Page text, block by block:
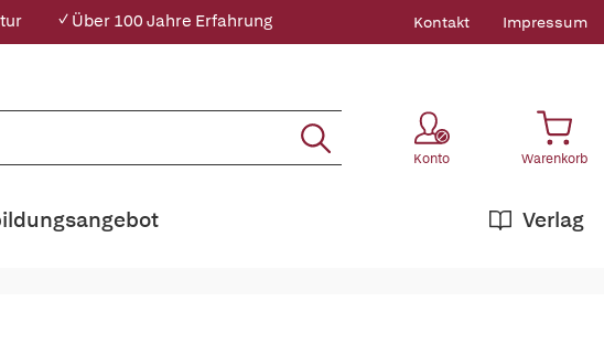
✓ Über 100 Jahre Erfahrung Kontakt Impressum
Konto Warenkorb
Verlag